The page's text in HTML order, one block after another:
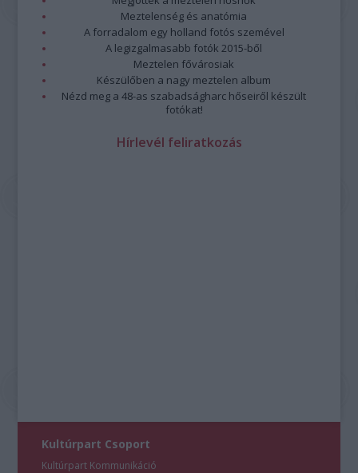
Meztelenség és anatómia
A forradalom egy holland fotós szemével
A legizgalmasabb fotók 2015-ből
Meztelen fővárosiak
Készülőben a nagy meztelen album
Nézd meg a 48-as szabadságharc hőseiről készült
fotókat!
Hírlevél feliratkozás
Kultúrpart Csoport
Kultúrpart Kommunikáció